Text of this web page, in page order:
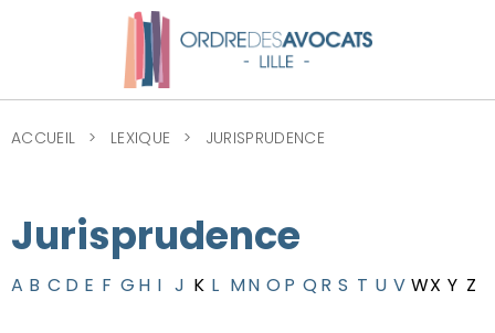
ACCUEIL LEXIQUE JURISPRUDENCE
Jurisprudence
A B C D E F G H I J K L MN O P Q R S T U V WX Y Z